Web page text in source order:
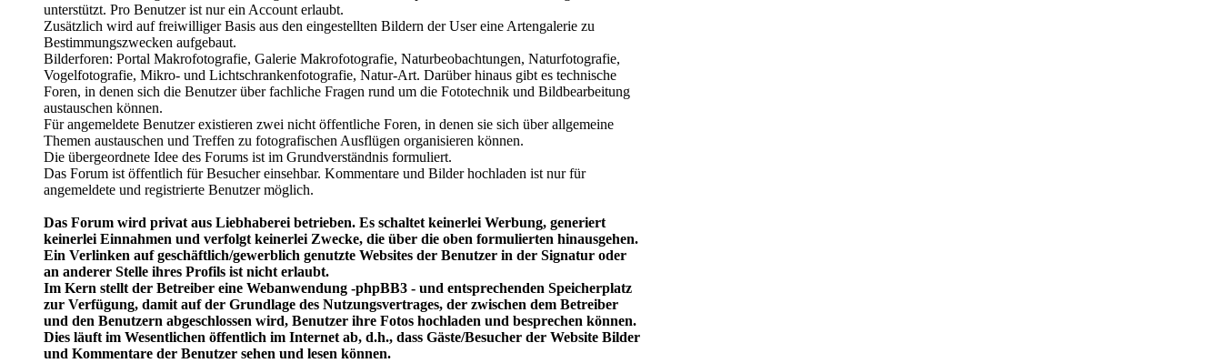
unterstützt. Pro Benutzer ist nur ein Account erlaubt.
Zusätzlich wird auf freiwilliger Basis aus den eingestellten Bildern der User eine Artengalerie zu
Bestimmungszwecken aufgebaut.
Bilderforen: Portal Makrofotografie, Galerie Makrofotografie, Naturbeobachtungen, Naturfotografie,
Vogelfotografie, Mikro- und Lichtschrankenfotografie, Natur-Art. Darüber hinaus gibt es technische
Foren, in denen sich die Benutzer über fachliche Fragen rund um die Fototechnik und Bildbearbeitung
austauschen können.
Für angemeldete Benutzer existieren zwei nicht öffentliche Foren, in denen sie sich über allgemeine
Themen austauschen und Treffen zu fotografischen Ausflügen organisieren können.
Die übergeordnete Idee des Forums ist im Grundverständnis formuliert.
Das Forum ist öffentlich für Besucher einsehbar. Kommentare und Bilder hochladen ist nur für
angemeldete und registrierte Benutzer möglich.
Das Forum wird privat aus Liebhaberei betrieben. Es schaltet keinerlei Werbung, generiert
keinerlei Einnahmen und verfolgt keinerlei Zwecke, die über die oben formulierten hinausgehen.
Ein Verlinken auf geschäftlich/gewerblich genutzte Websites der Benutzer in der Signatur oder
an anderer Stelle ihres Profils ist nicht erlaubt.
Im Kern stellt der Betreiber eine Webanwendung -phpBB3 - und entsprechenden Speicherplatz
zur Verfügung, damit auf der Grundlage des Nutzungsvertrages, der zwischen dem Betreiber
und den Benutzern abgeschlossen wird, Benutzer ihre Fotos hochladen und besprechen können.
Dies läuft im Wesentlichen öffentlich im Internet ab, d.h., dass Gäste/Besucher der Website Bilder
und Kommentare der Benutzer sehen und lesen können.